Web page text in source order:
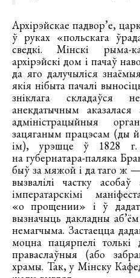
Архірэйскае падвор’е,
ў руках «польскага
сведкі. Мінскі рыма-
архірэйскі дом і пачаў
да яго далучыліся
якія нібыта пачалі
зніклага складаўся
анекдатычным
адміністрацыйныя
зацяганым працэсам (ды
ім), урэшце ў 1828 г.
на губернатара-паляка
быў за мяжой і да таго ж
вызвалілі частку
імператарскімі
«о прощении» і ў
вызначыць дакладны
немагчыма. Застаецца
моцна пацярпелі
праваслаўныя (або
храмы. Так, у Мінску